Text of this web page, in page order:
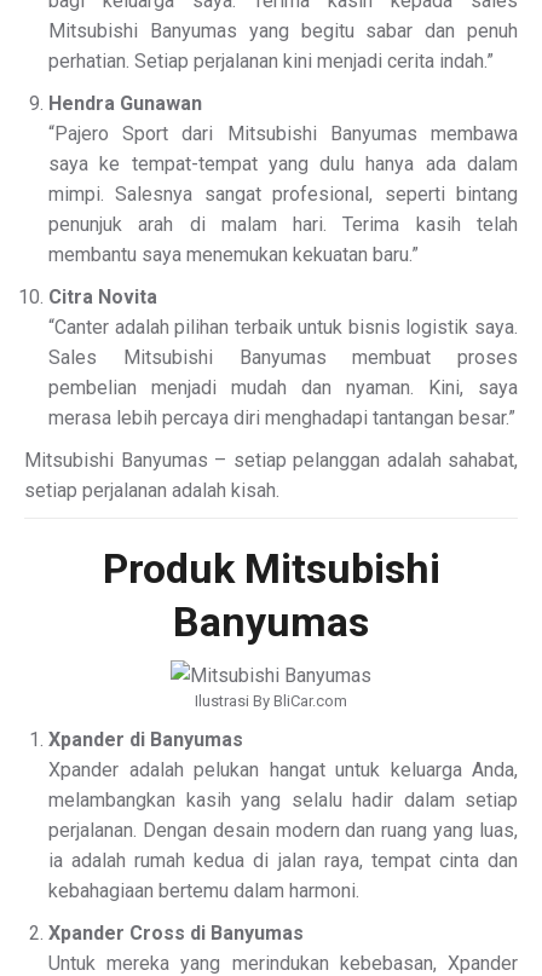
Mitsubishi Banyumas yang begitu sabar dan penuh
perhatian. Setiap perjalanan kini menjadi cerita indah.”
Hendra Gunawan
“Pajero Sport dari Mitsubishi Banyumas membawa
saya ke tempat-tempat yang dulu hanya ada dalam
mimpi. Salesnya sangat profesional, seperti bintang
penunjuk arah di malam hari. Terima kasih telah
membantu saya menemukan kekuatan baru.”
Citra Novita
“Canter adalah pilihan terbaik untuk bisnis logistik saya.
Sales Mitsubishi Banyumas membuat proses
pembelian menjadi mudah dan nyaman. Kini, saya
merasa lebih percaya diri menghadapi tantangan besar.”
Mitsubishi Banyumas – setiap pelanggan adalah sahabat,
setiap perjalanan adalah kisah.
Produk Mitsubishi
Banyumas
Ilustrasi By BliCar.com
Xpander di Banyumas
Xpander adalah pelukan hangat untuk keluarga Anda,
melambangkan kasih yang selalu hadir dalam setiap
perjalanan. Dengan desain modern dan ruang yang luas,
ia adalah rumah kedua di jalan raya, tempat cinta dan
kebahagiaan bertemu dalam harmoni.
Xpander Cross di Banyumas
Untuk mereka yang merindukan kebebasan, Xpander